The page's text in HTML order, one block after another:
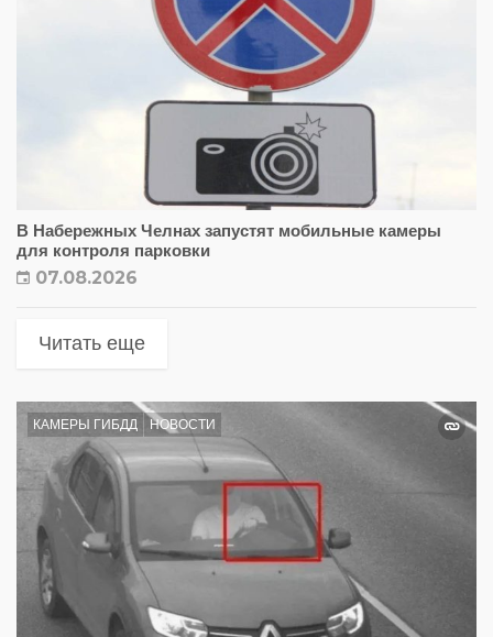
В Набережных Челнах запустят мобильные камеры
для контроля парковки
07.08.2026
Читать еще
КАМЕРЫ ГИБДД НОВОСТИ